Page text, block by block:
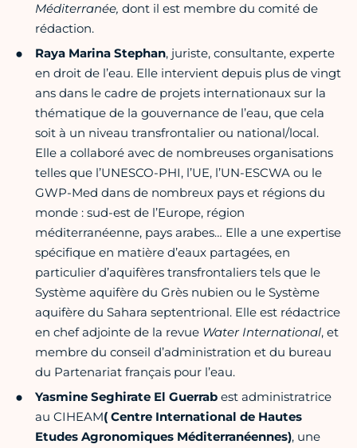
Méditerranée, dont il est membre du comité de
rédaction.
Raya Marina Stephan, juriste, consultante, experte
en droit de l’eau. Elle intervient depuis plus de vingt
ans dans le cadre de projets internationaux sur la
thématique de la gouvernance de l’eau, que cela
soit à un niveau transfrontalier ou national/local.
Elle a collaboré avec de nombreuses organisations
telles que l’UNESCO-PHI, l’UE, l’UN-ESCWA ou le
GWP-Med dans de nombreux pays et régions du
monde : sud-est de l’Europe, région
méditerranéenne, pays arabes… Elle a une expertise
spécifique en matière d’eaux partagées, en
particulier d’aquifères transfrontaliers tels que le
Système aquifère du Grès nubien ou le Système
aquifère du Sahara septentrional. Elle est rédactrice
en chef adjointe de la revue Water International, et
membre du conseil d’administration et du bureau
du Partenariat français pour l’eau.
Yasmine Seghirate El Guerrab est administratrice
au CIHEAM( Centre International de Hautes
Etudes Agronomiques Méditerranéennes), une